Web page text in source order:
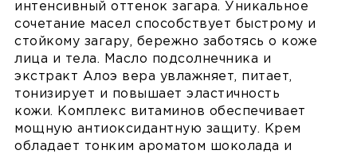
интенсивный оттенок загара. Уникальное
сочетание масел способствует быстрому и
стойкому загару, бережно заботясь о коже
лица и тела. Масло подсолнечника и
экстракт Алоэ вера увлажняет, питает,
тонизирует и повышает эластичность
кожи. Комплекс витаминов обеспечивает
мощную антиоксидантную защиту. Крем
обладает тонким ароматом шоколада и